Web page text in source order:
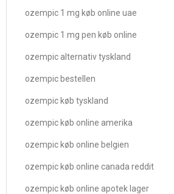
ozempic 1 mg køb online uae
ozempic 1 mg pen køb online
ozempic alternativ tyskland
ozempic bestellen
ozempic køb tyskland
ozempic køb online amerika
ozempic køb online belgien
ozempic køb online canada reddit
ozempic køb online apotek lager